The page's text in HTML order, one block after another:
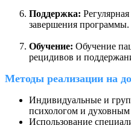
Поддержка:
завершения программы.
Обучение: Обучение
рецидивов и
Методы реализации на
Индивидуальные и
психологом и духовным
Использование